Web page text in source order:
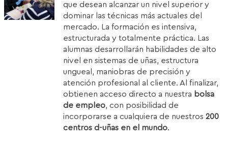
era:
1.850,00€.
es:
1.399,00€.
que desean alcanzar un nivel superior y
dominar las técnicas más actuales del
mercado. La formación es intensiva,
estructurada y totalmente práctica. Las
alumnas desarrollarán habilidades de alto
nivel en sistemas de uñas, estructura
ungueal, maniobras de precisión y
atención profesional al cliente. Al finalizar,
obtienen acceso directo a nuestra bolsa
de empleo, con posibilidad de
incorporarse a cualquiera de nuestros200
centros d-uñas en el mundo.